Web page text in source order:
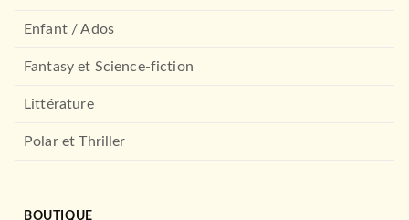
Enfant / Ados
Fantasy et Science-fiction
Littérature
Polar et Thriller
BOUTIQUE